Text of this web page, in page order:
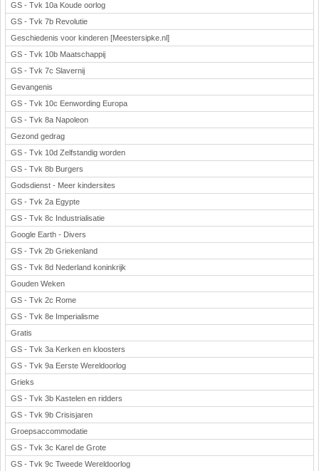
GS - Tvk 10a Koude oorlog
GS - Tvk 7b Revolutie
Geschiedenis voor kinderen [Meestersipke.nl]
GS - Tvk 10b Maatschappij
GS - Tvk 7c Slavernij
Gevangenis
GS - Tvk 10c Eenwording Europa
GS - Tvk 8a Napoleon
Gezond gedrag
GS - Tvk 10d Zelfstandig worden
GS - Tvk 8b Burgers
Godsdienst - Meer kindersites
GS - Tvk 2a Egypte
GS - Tvk 8c Industrialisatie
Google Earth - Divers
GS - Tvk 2b Griekenland
GS - Tvk 8d Nederland koninkrijk
Gouden Weken
GS - Tvk 2c Rome
GS - Tvk 8e Imperialisme
Gratis
GS - Tvk 3a Kerken en kloosters
GS - Tvk 9a Eerste Wereldoorlog
Grieks
GS - Tvk 3b Kastelen en ridders
GS - Tvk 9b Crisisjaren
Groepsaccommodatie
GS - Tvk 3c Karel de Grote
GS - Tvk 9c Tweede Wereldoorlog